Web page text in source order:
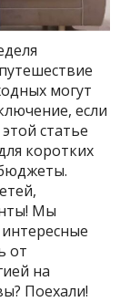
могут
если
статье
коротких
Мы
от
на
Поехали!